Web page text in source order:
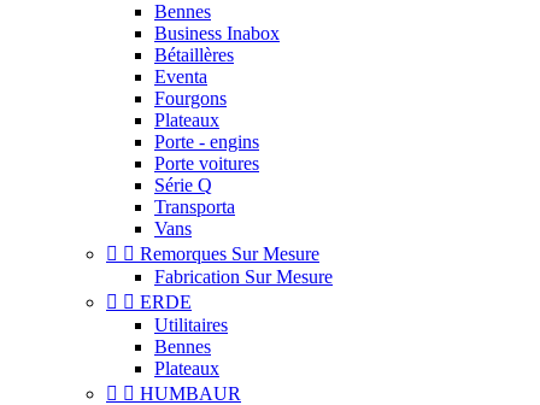
Bennes
Business Inabox
Bétaillères
Eventa
Fourgons
Plateaux
Porte - engins
Porte voitures
Série Q
Transporta
Vans
  Remorques Sur Mesure
Fabrication Sur Mesure
  ERDE
Utilitaires
Bennes
Plateaux
  HUMBAUR